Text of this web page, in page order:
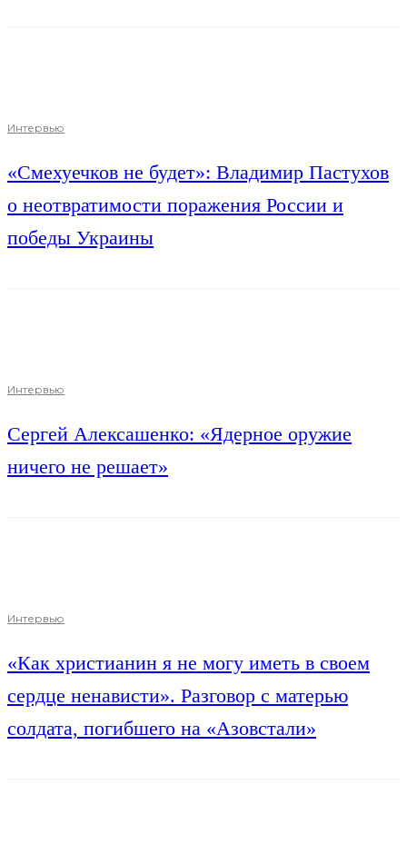
Интервью
«Смехуечков не будет»: Владимир Пастухов
о неотвратимости поражения России и
победы Украины
Интервью
Сергей Алексашенко: «Ядерное оружие
ничего не решает»
Интервью
«Как христианин я не могу иметь в своем
сердце ненависти». Разговор с матерью
солдата, погибшего на «Азовстали»